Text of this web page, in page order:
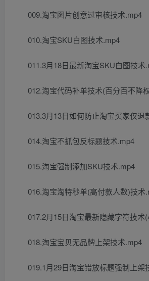
009.淘宝图片创意过审核技术.mp4
010.淘宝SKU白图技术.mp4
011.3月18日最新淘宝SKU白图技术
012.淘宝代码补单技术(百分百不降
013.3月13日如何防止淘宝买家仅退
014.淘宝不抓包反标题技术.mp4
015.淘宝强制添加SKU技术.mp4
016.淘宝淘特秒单(高付款人数)技术
017.2月15日淘宝最新隐藏字符技术
018.淘宝宝贝无品牌上架技术.mp4
019.1月29日淘宝错放标题强制上架